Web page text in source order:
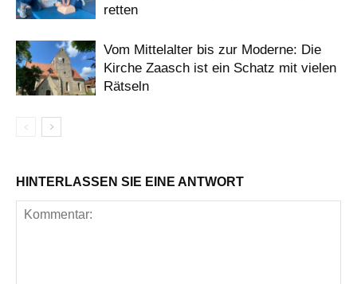
retten
Vom Mittelalter bis zur Moderne: Die
Kirche Zaasch ist ein Schatz mit vielen
Rätseln
HINTERLASSEN SIE EINE ANTWORT